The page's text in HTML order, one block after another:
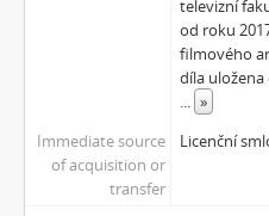
[Subseries] Studna
[Subseries] Polednice
[Subseries] 13. revír
[Subseries] Po
[Subseries] Spejbl a
[Subseries] Větev –
[Subseries] 16
televizní
od roku
filmového
díla uložena
... »
Immediate source
of acquisition or
transfer
Licenční